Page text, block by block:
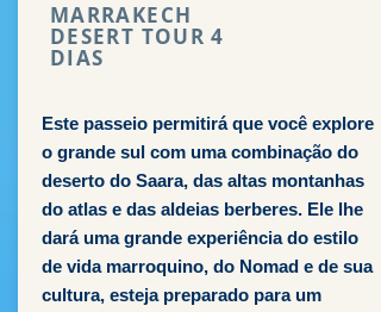
MARRAKECH
DESERT TOUR 4
DIAS
Este passeio permitirá que você explore
o grande sul com uma combinação do
deserto do Saara, das altas montanhas
do atlas e das aldeias berberes. Ele lhe
dará uma grande experiência do estilo
de vida marroquino, do Nomad e de sua
cultura, esteja preparado para um